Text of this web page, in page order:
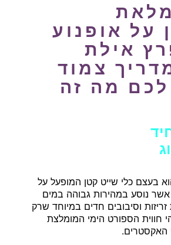
על אופנוע
אילת
צמוד
מה זה
בעצם כלי שייט קטן המופעל על
אשר נוסע במהירות גבוהה במים
זריזות וסיבובים חדים במיוחד שרק
חווית הספורט הימי המומלצת
האקסטרים.